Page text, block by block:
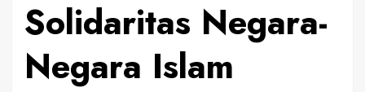
Solidaritas Negara-
Negara Islam